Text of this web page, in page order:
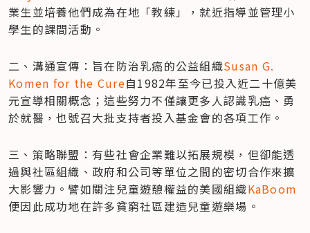
業生並培養他們成為在地「教練」，就近指導並管理小
學生的課間活動。
二、溝通宣傳：旨在防治乳癌的公益組織Susan G.
Komen for the Cure自1982年至今已投入近二十億美
元宣導相關概念；這些努力不僅讓更多人認識乳癌、勇
於就醫，也號召大批支持者投入基金會的各項工作。
三、策略聯盟：有些社會企業難以拓展規模，但卻能透
過與社區組織、政府和公司等單位之間的密切合作來擴
大影響力。譬如關注兒童遊憩權益的美國組織KaBoom
便因此成功地在許多貧窮社區建造兒童遊樂場。